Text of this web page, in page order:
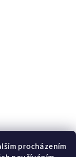
procházením